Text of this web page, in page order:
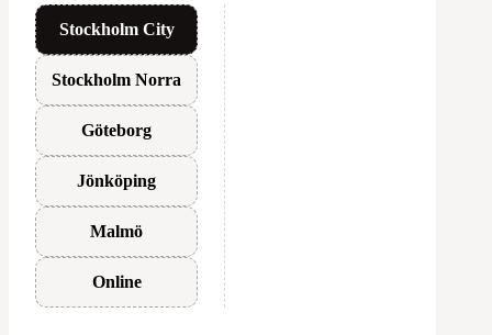
Stockholm City
Stockholm Norra
Göteborg
Jönköping
Malmö
Online